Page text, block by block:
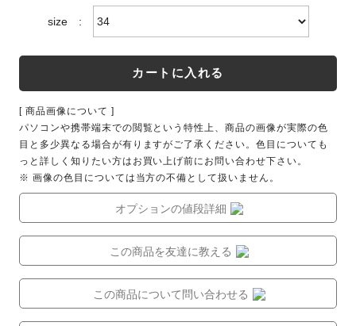
size:
カートに入れる
[ 商品画像について ]
パソコンや携帯端末での閲覧という特性上、商品の画像が実際の色
目と多少異なる場合が有りますがご了承ください。色目についても
っと詳しく知りたい方はお買い上げ前にお問い合わせ下さい。
※ 画像の色目については当方の不備として扱いません。
オプションの値段詳細
この商品を友達に教える
この商品について問い合わせる